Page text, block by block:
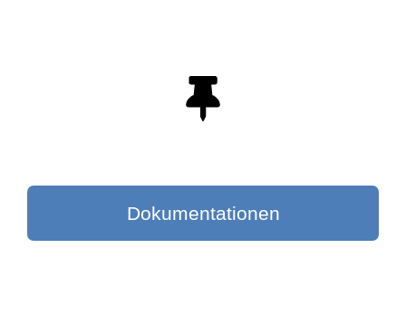
Dokumentationen